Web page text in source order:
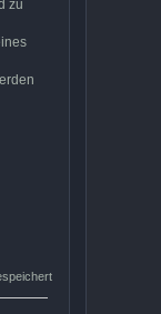
zu